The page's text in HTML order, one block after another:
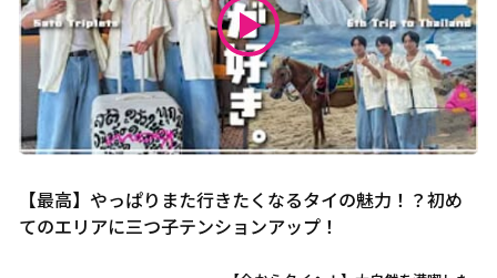
【最高】やっぱりまた行きたくなるタイの魅力！？初め
てのエリアに三つ子テンションアップ！